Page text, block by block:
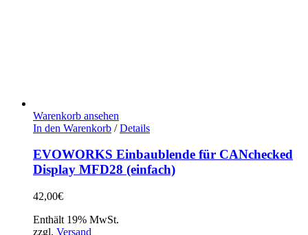
Warenkorb ansehen
In den Warenkorb / Details
EVOWORKS Einbaublende für CANchecked
Display MFD28 (einfach)
42,00€
Enthält 19% MwSt.
zzgl. Versand